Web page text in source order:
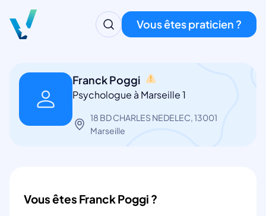
Vous êtes praticien ?
Franck Poggi
Psychologue à Marseille 1
18 BD CHARLES NEDELEC, 13001
Marseille
Vous êtes Franck Poggi ?